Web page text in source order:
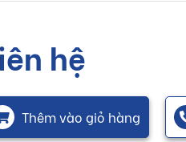
hệ
Thêm vào giỏ hàng